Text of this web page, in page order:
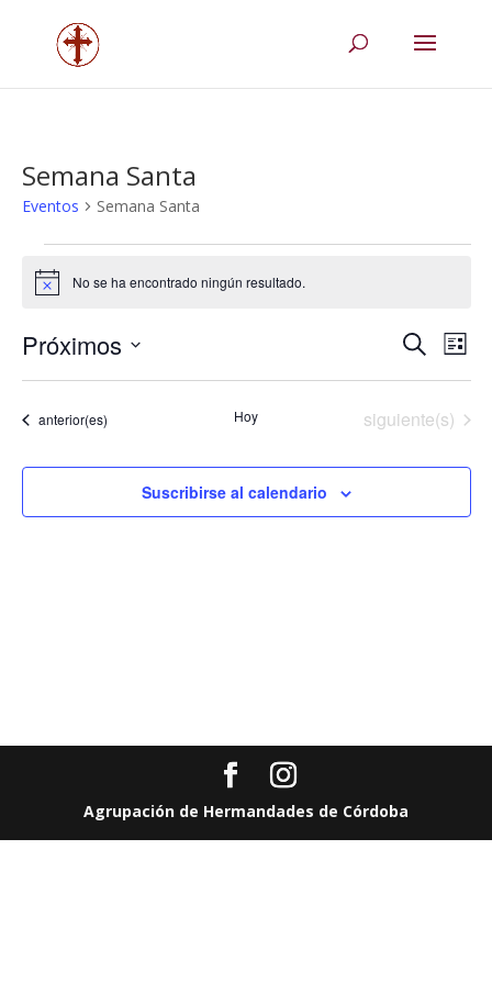
Semana Santa
Eventos Semana Santa
Eventos
Aviso No se ha encontrado ningún resultado.
de
y
Buscar
de
de
Lista
Próximos
fecha.
Eventos
anterior(es) Hoy Eventos
siguiente(s)
Suscribirse al calendario
Agrupación de Hermandades de Córdoba